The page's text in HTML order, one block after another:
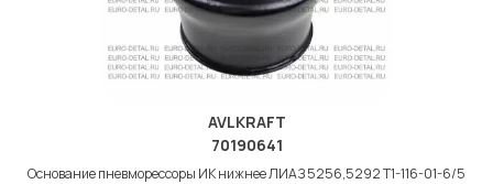
AVLKRAFT
70190641
Основание пневморессоры ИК нижнее ЛИАЗ 5256,5292 Т1-116-01-6/5